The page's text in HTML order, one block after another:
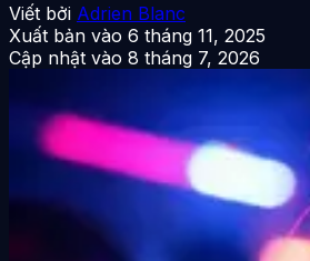
Viết bởi Adrien Blanc
Xuất bản vào 6 tháng 11, 2025
Cập nhật vào 8 tháng 7, 2026